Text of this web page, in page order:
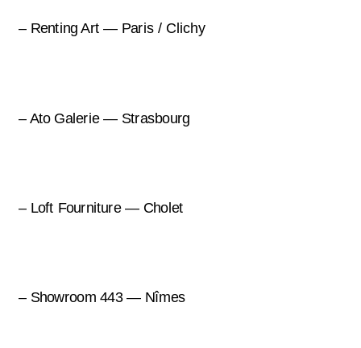
– Renting Art — Paris / Clichy
– Ato Galerie — Strasbourg
– Loft Fourniture — Cholet
– Showroom 443 — Nîmes